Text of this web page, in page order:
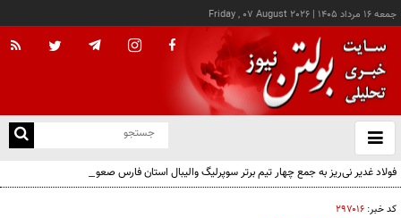
جمعه ۱۶ مرداد ۱۴۰۵ |
Friday , 07 August 2026
باز
و
فولاد غدیر نی‌ریز به جمع چهار تیم برتر سوپرلیگ والیبال استان فارس صعود کرد
کد خبر: ۲۹۷۰۱۶